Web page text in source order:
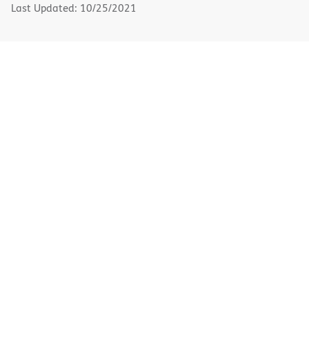
Last Updated: 10/25/2021